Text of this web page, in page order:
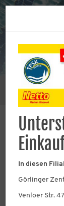
Sie
e.V.
In diesen
Görlinger
Venloer Str.